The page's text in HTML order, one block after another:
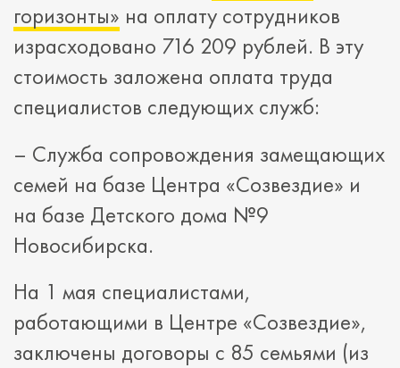
горизонты» на оплату сотрудников
израсходовано 716 209 рублей. В эту
стоимость заложена оплата труда
специалистов следующих служб:
– Служба сопровождения замещающих
семей на базе Центра «Созвездие» и
на базе Детского дома №9
Новосибирска.
На 1 мая специалистами,
работающими в Центре «Созвездие»,
заключены договоры с 85 семьями (из